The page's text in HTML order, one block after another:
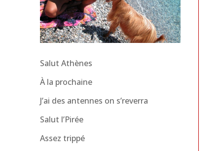
Salut Athènes
À la prochaine
J’ai des antennes on s’reverra
Salut l’Pirée
Assez trippé